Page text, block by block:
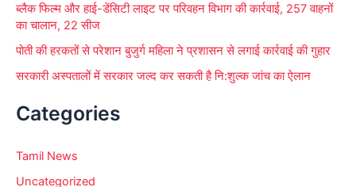
ब्लैक फिल्म और हाई-डेंसिटी लाइट पर परिवहन विभाग की कार्रवाई, 257 वाहनों
का चालान, 22 सीज
पोती की हरकतों से परेशान बुजुर्ग महिला ने प्रशासन से लगाई कार्रवाई की गुहार
सरकारी अस्पतालों में सरकार जल्द कर सकती है नि:शुल्क जांच का ऐलान
Categories
Tamil News
Uncategorized